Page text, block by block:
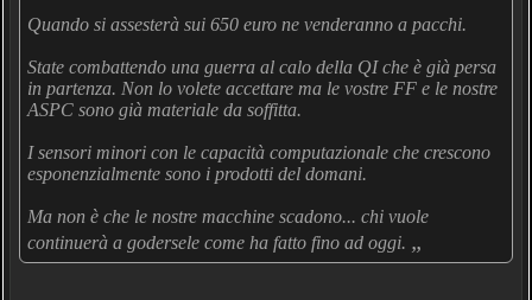
Quando si assesterà sui 650 euro ne venderanno a pacchi.
State combattendo una guerra al calo della QI che è già persa
in partenza. Non lo volete accettare ma le vostre FF e le nostre
ASPC sono già materiale da soffitta.
I sensori minori con le capacità computazionale che crescono
esponenzialmente sono i prodotti del domani.
Ma non è che le nostre macchine scadono... chi vuole
continuerà a godersele come ha fatto fino ad oggi. „